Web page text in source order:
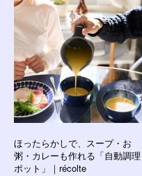
ほったらかしで、スープ・お
粥・カレーも作れる「自動調理
ポット」｜récolte